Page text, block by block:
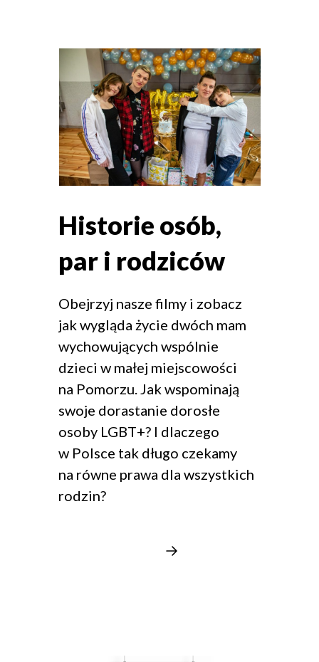
Historie osób,
par i rodziców
Obejrzyj nasze filmy i zobacz
jak wygląda życie dwóch mam
wychowujących wspólnie
dzieci w małej miejscowości
na Pomorzu. Jak wspominają
swoje dorastanie dorosłe
osoby LGBT+? I dlaczego
w Polsce tak długo czekamy
na równe prawa dla wszystkich
rodzin?